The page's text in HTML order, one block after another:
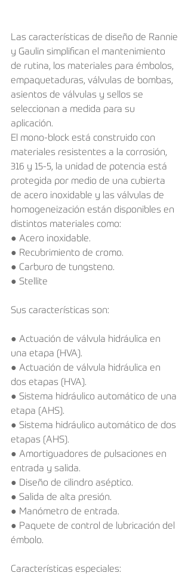
Las características de diseño de Rannie
y Gaulin simplifican el mantenimiento
de rutina, los materiales para émbolos,
empaquetaduras, válvulas de bombas,
asientos de válvulas y sellos se
seleccionan a medida para su
aplicación.
El mono-block está construido con
materiales resistentes a la corrosión,
316 y 15-5, la unidad de potencia está
protegida por medio de una cubierta
de acero inoxidable y las válvulas de
homogeneización están disponibles en
distintos materiales como:
● Acero inoxidable.
● Recubrimiento de cromo.
● Carburo de tungsteno.
● Stellite
Sus características son:
● Actuación de válvula hidráulica en
una etapa (HVA).
● Actuación de válvula hidráulica en
dos etapas (HVA).
● Sistema hidráulico automático de una
etapa (AHS).
● Sistema hidráulico automático de dos
etapas (AHS).
● Amortiguadores de pulsaciones en
entrada y salida.
● Diseño de cilindro aséptico.
● Salida de alta presión.
● Manómetro de entrada.
● Paquete de control de lubricación del
émbolo.
Características especiales: